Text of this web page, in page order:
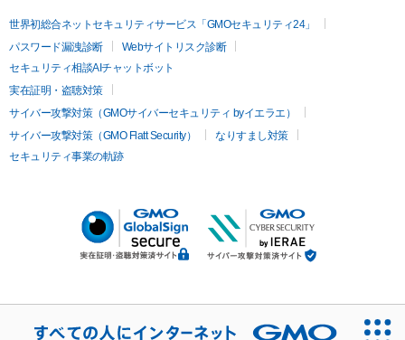
世界初総合ネットセキュリティサービス「GMOセキュリティ24」
パスワード漏洩診断
Webサイトリスク診断
セキュリティ相談AIチャットボット
実在証明・盗聴対策
サイバー攻撃対策（GMOサイバーセキュリティ byイエラエ）
サイバー攻撃対策（GMO Flatt Security）
なりすまし対策
セキュリティ事業の軌跡